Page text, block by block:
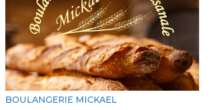
BOULANGERIE MICKAEL